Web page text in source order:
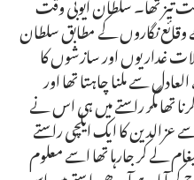
وقائع نگاروں کے مطابق سلطان
غداریوں اور سازشوں کا
سے ملنا چاہتا تھا اور
تھا مگر راستے میں ہی اس نے
عزالدین کا ایک ایلچی راستے
لے کر جارہا تھا اسے معلوم